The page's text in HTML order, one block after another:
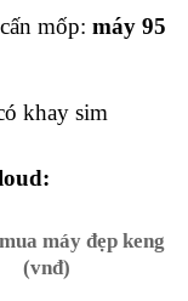
mốp: máy 95
khay sim
máy đẹp keng
(vnđ)